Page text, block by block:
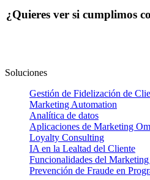
¿Quieres ver si cumplimos
Soluciones
Gestión de Fidelización de
Marketing Automation
Analítica de datos
Aplicaciones de Marketing
Loyalty Consulting
IA en la Lealtad del Cliente
Funcionalidades del
Prevención de Fraude en